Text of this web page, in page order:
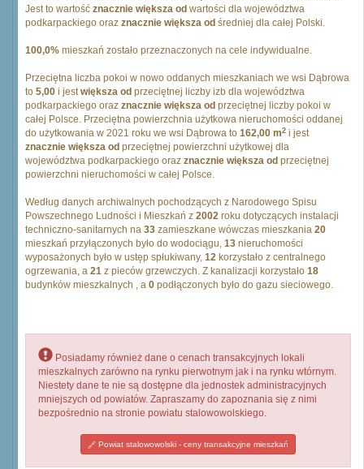
Jest to wartość znacznie większa od wartości dla województwa
podkarpackiego oraz znacznie większa od średniej dla całej Polski.
100,0% mieszkań zostało przeznaczonych na cele indywidualne.
Przeciętna liczba pokoi w nowo oddanych mieszkaniach we wsi Dąbrowa
to 5,00 i jestwiększa od przeciętnej liczby izb dla województwa
podkarpackiego oraz znacznie większa od przeciętnej liczby pokoi w
całej Polsce. Przeciętna powierzchnia użytkowa nieruchomości oddanej
do użytkowania w 2021 roku we wsi Dąbrowa to 162,00 m2 i jest
znacznie większa od przeciętnej powierzchni użytkowej dla
województwa podkarpackiego oraz znacznie większa od przeciętnej
powierzchni nieruchomości w całej Polsce.
Według danych archiwalnych pochodzących z Narodowego Spisu
Powszechnego Ludności i Mieszkań z 2002 roku dotyczących instalacji
techniczno-sanitarnych na 33 zamieszkane wówczas mieszkania 20
mieszkań przyłączonych było do wodociągu, 13 nieruchomości
wyposażonych było w ustęp spłukiwany, 12 korzystało z centralnego
ogrzewania, a 21 z pieców grzewczych. Z kanalizacji korzystało 18
budynków mieszkalnych , a 0 podłączonych było do gazu sieciowego.
Posiadamy również dane o cenach transakcyjnych lokali
mieszkalnych zarówno na rynku pierwotnym jak i na rynku wtórnym.
Niestety dane te nie są dostępne dla jednostek administracyjnych
mniejszych od powiatów. Zapraszamy do zapoznania się z nimi
bezpośrednio na stronie powiatu stalowowolskiego.
Powiat stalowowolski - ceny transakcyjne mieszkań